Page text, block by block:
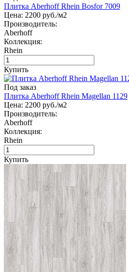
Плитка Aberhoff Rhein Bosfor 7009
Цена: 2200 руб./м2
Производитель:
Aberhoff
Коллекция:
Rhein
Купить
Под заказ
Плитка Aberhoff Rhein Magellan 1129
Цена: 2200 руб./м2
Производитель:
Aberhoff
Коллекция:
Rhein
Купить